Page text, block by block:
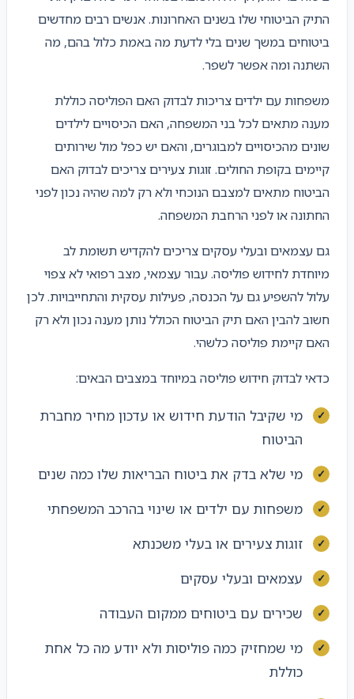
התיק הביטוחי שלו בשנים האחרונות. אנשים רבים מחדשים
ביטוחים במשך שנים בלי לדעת מה באמת כלול בהם, מה
השתנה ומה אפשר לשפר.
משפחות עם ילדים צריכות לבדוק האם הפוליסה כוללת
מענה מתאים לכל בני המשפחה, האם הכיסויים לילדים
שונים מהכיסויים למבוגרים, והאם יש כפל מול שירותים
קיימים בקופת החולים. זוגות צעירים צריכים לבדוק האם
הביטוח מתאים למצבם הנוכחי ולא רק למה שהיה נכון לפני
החתונה או לפני הרחבת המשפחה.
גם עצמאים ובעלי עסקים צריכים להקדיש תשומת לב
מיוחדת לחידוש פוליסה. עבור עצמאי, מצב רפואי לא צפוי
עלול להשפיע גם על הכנסה, פעילות עסקית והתחייבויות. לכן
חשוב להבין האם תיק הביטוח הכולל נותן מענה נכון ולא רק
האם קיימת פוליסה כלשהי.
כדאי לבדוק חידוש פוליסה במיוחד במצבים הבאים:
מי שקיבל הודעת חידוש או עדכון מחיר מחברת
הביטוח
מי שלא בדק את ביטוח הבריאות שלו כמה שנים
משפחות עם ילדים או שינוי בהרכב המשפחתי
זוגות צעירים או בעלי משכנתא
עצמאים ובעלי עסקים
שכירים עם ביטוחים ממקום העבודה
מי שמחזיק כמה פוליסות ולא יודע מה כל אחת
כוללת